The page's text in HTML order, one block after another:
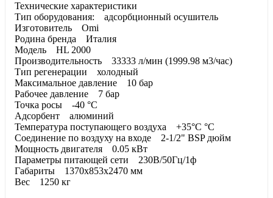
Технические характеристики
Тип оборудования: адсорбционный осушитель
Изготовитель Omi
Родина бренда Италия
Модель HL 2000
Производительность 33333 л/мин (1999.98 м3/час)
Тип регенерации холодный
Максимальное давление 10 бар
Рабочее давление 7 бар
Точка росы -40 °C
Адсорбент алюминий
Температура поступающего воздуха +35°C °C
Соединение по воздуху на входе 2-1/2" BSP дюйм
Мощность двигателя 0.05 кВт
Параметры питающей сети 230В/50Гц/1ф
Габариты 1370х853х2470 мм
Вес 1250 кг